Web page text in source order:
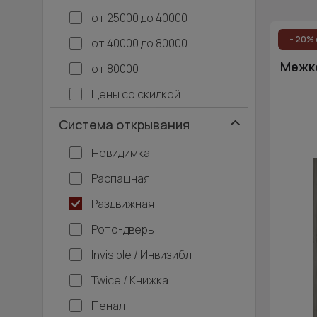
от 25000 до 40000
от 40000 до 80000
от 80000
Цены со скидкой
Система открывания
Невидимка
Распашная
Раздвижная
Рото-дверь
Invisible / Инвизибл
Twice / Книжка
Пенал
В
- 20%